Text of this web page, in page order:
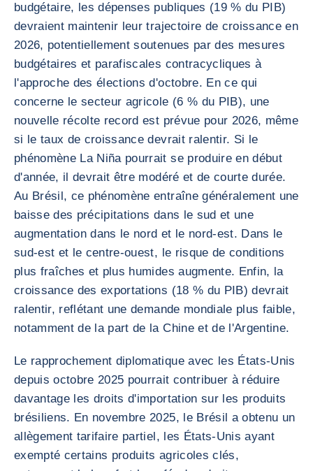
budgétaire, les dépenses publiques (19 % du PIB)
devraient maintenir leur trajectoire de croissance en
2026, potentiellement soutenues par des mesures
budgétaires et parafiscales contracycliques à
l'approche des élections d'octobre. En ce qui
concerne le secteur agricole (6 % du PIB), une
nouvelle récolte record est prévue pour 2026, même
si le taux de croissance devrait ralentir. Si le
phénomène La Niña pourrait se produire en début
d'année, il devrait être modéré et de courte durée.
Au Brésil, ce phénomène entraîne généralement une
baisse des précipitations dans le sud et une
augmentation dans le nord et le nord-est. Dans le
sud-est et le centre-ouest, le risque de conditions
plus fraîches et plus humides augmente. Enfin, la
croissance des exportations (18 % du PIB) devrait
ralentir, reflétant une demande mondiale plus faible,
notamment de la part de la Chine et de l'Argentine.
Le rapprochement diplomatique avec les États-Unis
depuis octobre 2025 pourrait contribuer à réduire
davantage les droits d'importation sur les produits
brésiliens. En novembre 2025, le Brésil a obtenu un
allègement tarifaire partiel, les États-Unis ayant
exempté certains produits agricoles clés,